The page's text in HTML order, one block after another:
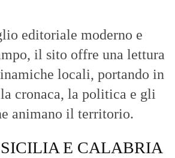
editoriale moderno e
il sito offre una lettura
locali, portando in
cronaca, la politica e gli
animano il territorio.
E CALABRIA